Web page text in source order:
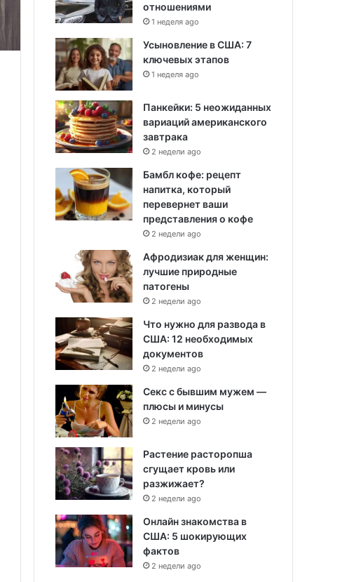
отношениями
1 неделя ago
Усыновление в США: 7
ключевых этапов
1 неделя ago
Панкейки: 5 неожиданных
вариаций американского
завтрака
2 недели ago
Бамбл кофе: рецепт
напитка, который
перевернет ваши
представления о кофе
2 недели ago
Афродизиак для женщин:
лучшие природные
патогены
2 недели ago
Что нужно для развода в
США: 12 необходимых
документов
2 недели ago
Секс с бывшим мужем —
плюсы и минусы
2 недели ago
Растение расторопша
сгущает кровь или
разжижает?
2 недели ago
Онлайн знакомства в
США: 5 шокирующих
фактов
2 недели ago